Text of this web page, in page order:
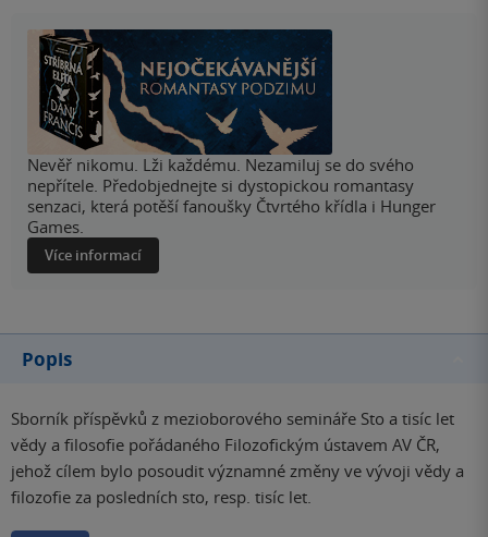
Nevěř nikomu. Lži každému. Nezamiluj se do svého
nepřítele. Předobjednejte si dystopickou romantasy
senzaci, která potěší fanoušky Čtvrtého křídla i Hunger
Games.
Více informací
Popis
Sborník příspěvků z mezioborového semináře Sto a tisíc let
vědy a filosofie pořádaného Filozofickým ústavem AV ČR,
jehož cílem bylo posoudit významné změny ve vývoji vědy a
filozofie za posledních sto, resp. tisíc let.